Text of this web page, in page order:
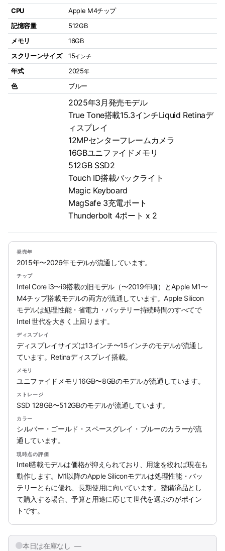
CPU
Apple M4チップ
記憶容量
512GB
メモリ
16GB
スクリーンサイズ
15インチ
年式 2025年
色 ブルー
2025年3月発売モデル
True Tone搭載15.3インチLiquid Retinaデ
ィスプレイ
12MPセンターフレームカメラ
16GBユニファイドメモリ
512GB SSD2
Touch ID搭載バックライト
Magic Keyboard
MagSafe 3充電ポート
Thunderbolt 4ポート x 2
発売年
2015年〜2026年モデルが流通しています。
チップ
Intel Core i3〜i9搭載の旧モデル（〜2019年頃）とApple M1〜
M4チップ搭載モデルの両方が流通しています。Apple Silicon
モデルは処理性能・省電力・バッテリー持続時間のすべてで
Intel 世代を大きく上回ります。
ディスプレイ
ディスプレイサイズは13インチ〜15インチのモデルが流通し
ています。Retinaディスプレイ搭載。
メモリ
ユニファイドメモリ16GB〜8GBのモデルが流通しています。
ストレージ
SSD 128GB〜512GBのモデルが流通しています。
カラー
シルバー・ゴールド・スペースグレイ・ブルーのカラーが流
通しています。
現時点の評価
Intel搭載モデルは価格が抑えられており、用途を絞れば現在も
動作します。M1以降のApple Siliconモデルは処理性能・バッ
テリーともに優れ、長期使用に向いています。整備済品とし
て購入する場合、予算と用途に応じて世代を選ぶのがポイン
トです。
本日は在庫なし —